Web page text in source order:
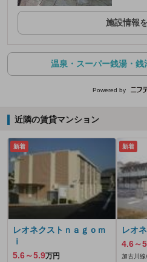
施設情報
温泉・スーパー銭湯・銭
Powered by
近隣の賃貸マンション
新着
レオネクストｎａｇｏｍ
ｉ
5.6～5.9万円
新着
レオ
4.6～5
加古川